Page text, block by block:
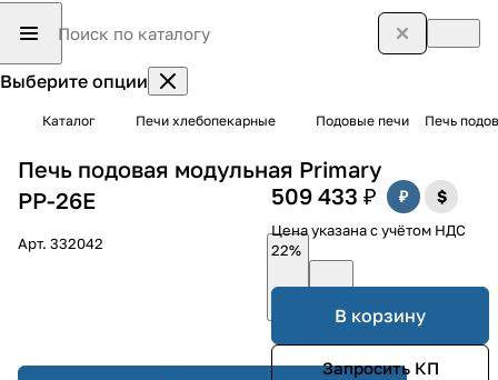
Выберите опции
Каталог Печи хлебопекарные Подовые печи Печь
Печь подовая модульная Primary
PP-26E
Арт. 332042
509 433 ₽
Цена указана с учётом НДС
22%
В корзину
Запросить КП